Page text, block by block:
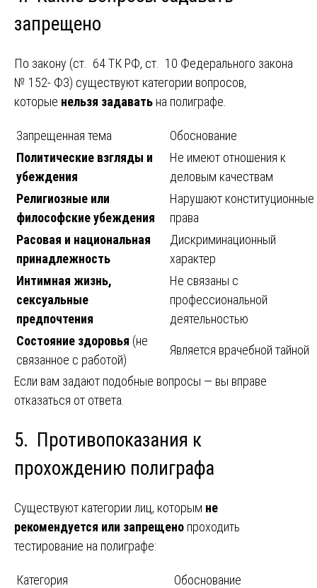
запрещено
По закону (ст. 64 ТК РФ, ст. 10 Федерального закона
№ 152- ФЗ) существуют категории вопросов,
которые нельзя задавать на полиграфе.
Запрещенная тема
Обоснование
Политические взгляды и
убеждения
Не имеют отношения к
деловым качествам
Религиозные или
философские убеждения
Нарушают конституционные
права
Расовая и национальная
принадлежность
Дискриминационный
характер
Интимная жизнь,
сексуальные
предпочтения
Не связаны с
профессиональной
деятельностью
Состояние здоровья (не
связанное с работой)
Является врачебной тайной
Если вам задают подобные вопросы — вы вправе
отказаться от ответа.
5. Противопоказания к
прохождению полиграфа
Существуют категории лиц, которым не
рекомендуется или запрещено проходить
тестирование на полиграфе:
Категория Обоснование